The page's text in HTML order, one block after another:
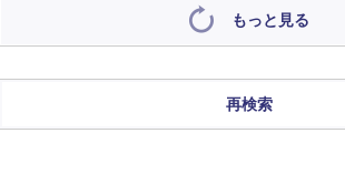
もっと見る
再検索